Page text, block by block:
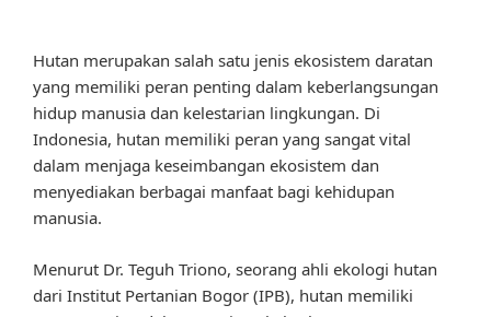
Hutan merupakan salah satu jenis ekosistem daratan
yang memiliki peran penting dalam keberlangsungan
hidup manusia dan kelestarian lingkungan. Di
Indonesia, hutan memiliki peran yang sangat vital
dalam menjaga keseimbangan ekosistem dan
menyediakan berbagai manfaat bagi kehidupan
manusia.
Menurut Dr. Teguh Triono, seorang ahli ekologi hutan
dari Institut Pertanian Bogor (IPB), hutan memiliki